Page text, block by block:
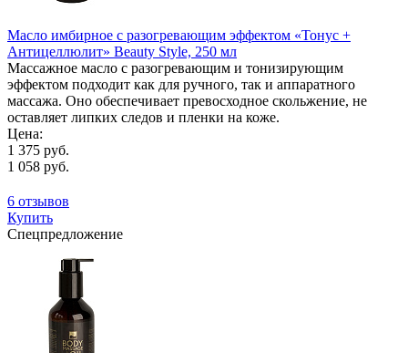
Масло имбирное с разогревающим эффектом «Тонус +
Антицеллюлит» Beauty Style, 250 мл
Массажное масло с разогревающим и тонизирующим
эффектом подходит как для ручного, так и аппаратного
массажа. Оно обеспечивает превосходное скольжение, не
оставляет липких следов и пленки на коже.
Цена:
1 375 руб.
1 058 руб.
6 отзывов
Купить
Спецпредложение